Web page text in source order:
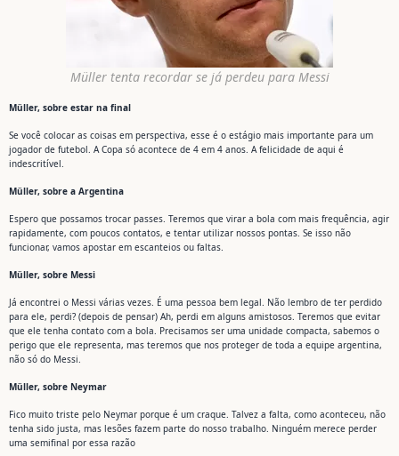
Müller tenta recordar se já perdeu para Messi
Müller, sobre estar na final
Se você colocar as coisas em perspectiva, esse é o estágio mais importante para um
jogador de futebol. A Copa só acontece de 4 em 4 anos. A felicidade de aqui é
indescritível.
Müller, sobre a Argentina
Espero que possamos trocar passes. Teremos que virar a bola com mais frequência, agir
rapidamente, com poucos contatos, e tentar utilizar nossos pontas. Se isso não
funcionar, vamos apostar em escanteios ou faltas.
Müller, sobre Messi
Já encontrei o Messi várias vezes. É uma pessoa bem legal. Não lembro de ter perdido
para ele, perdi? (depois de pensar) Ah, perdi em alguns amistosos. Teremos que evitar
que ele tenha contato com a bola. Precisamos ser uma unidade compacta, sabemos o
perigo que ele representa, mas teremos que nos proteger de toda a equipe argentina,
não só do Messi.
Müller, sobre Neymar
Fico muito triste pelo Neymar porque é um craque. Talvez a falta, como aconteceu, não
tenha sido justa, mas lesões fazem parte do nosso trabalho. Ninguém merece perder
uma semifinal por essa razão